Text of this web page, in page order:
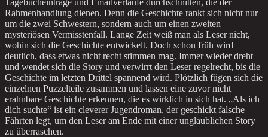
Rahmenhandlung dienen. Denn die Geschichte rankt sich nicht nur
um die zwei Schwestern, sondern auch um einen zweiten
mysteriösen Vermisstenfall. Lange Zeit weiß man als Leser nicht,
wohin sich die Geschichte entwickelt. Doch schon früh wird
deutlich, dass etwas nicht recht stimmen mag. Immer wieder dreht
und wendet sich die Story und verwirrt den Leser regelrecht, bis die
Geschichte im letzten Drittel spannend wird. Plötzlich fügen sich die
einzelnen Puzzelteile zusammen und lassen eine zuvor nicht
erahnbare Geschichte erkennen, die es wirklich in sich hat. „Als ich
dich suchte“ ist ein cleverer Jugendroman, der geschickt falsche
Fährten legt, um den Leser am Ende mit einer unglaublichen Story
zu überraschen.